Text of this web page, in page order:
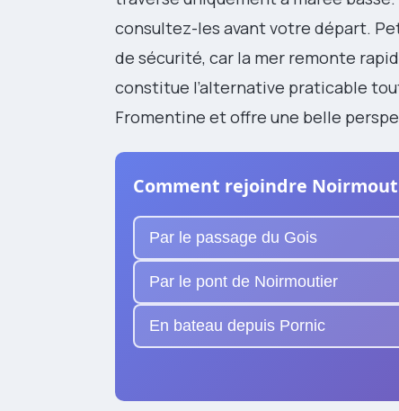
consultez-les avant votre départ.
de sécurité, car la mer remonte
constitue l’alternative praticable
Fromentine et offre une belle
Comment rejoindre
Par le passage du Gois
Par le pont de Noirmoutier
En bateau depuis Pornic